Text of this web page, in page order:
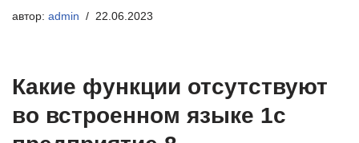
автор: admin 22.06.2023
Какие функции отсутствуют
во встроенном языке 1с